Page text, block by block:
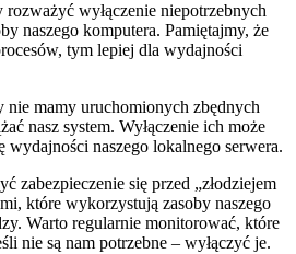
wyłączenie niepotrzebnych
naszego komputera. Pamiętajmy, że
tym ‍lepiej dla wydajności
nie​ mamy uruchomionych ‍zbędnych
nasz system. Wyłączenie ich może
wydajności‌ naszego‌ lokalnego serwera.
zabezpieczenie się przed „złodziejem
które wykorzystują zasoby naszego
Warto regularnie monitorować, które
nie są nam‍ potrzebne – wyłączyć⁢ je.